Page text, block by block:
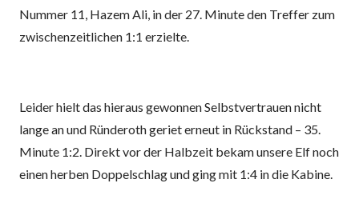
Nummer 11, Hazem Ali, in der 27. Minute den Treffer zum
zwischenzeitlichen 1:1 erzielte.
Leider hielt das hieraus gewonnen Selbstvertrauen nicht
lange an und Ründeroth geriet erneut in Rückstand – 35.
Minute 1:2. Direkt vor der Halbzeit bekam unsere Elf noch
einen herben Doppelschlag und ging mit 1:4 in die Kabine.